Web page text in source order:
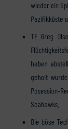
wieder ein
Pazifikküste
TE Greg
haben
geholt
Posession-
Seahawks.
Die böse